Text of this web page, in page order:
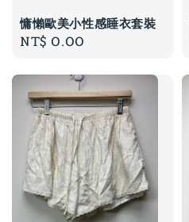
慵懶歐美小性感睡衣套裝
Regular
NT$ 0.00